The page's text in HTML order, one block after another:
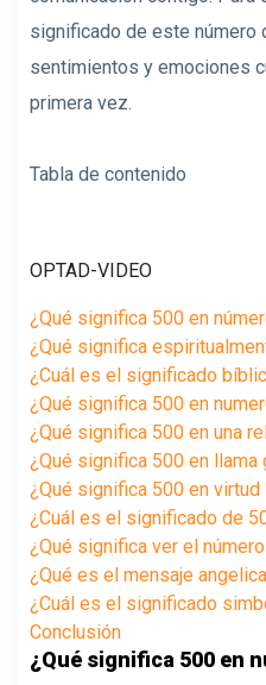
significado de este número
sentimientos y emociones
primera vez.
Tabla de contenido
OPTAD-VIDEO
¿Qué significa 500 en
¿Qué significa
¿Cuál es el significado
¿Qué significa 500 en
¿Qué significa 500 en una
¿Qué significa 500 en llama
¿Qué significa 500 en virtud
¿Cuál es el significado de
¿Qué significa ver el
¿Qué es el mensaje
¿Cuál es el significado
Conclusión
¿Qué significa 500 en